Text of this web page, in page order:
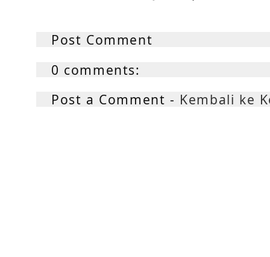
Post Comment
0 comments:
Post a Comment - Kembali ke